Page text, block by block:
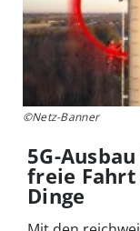
©Netz-Banner
5G-
freie
Dinge